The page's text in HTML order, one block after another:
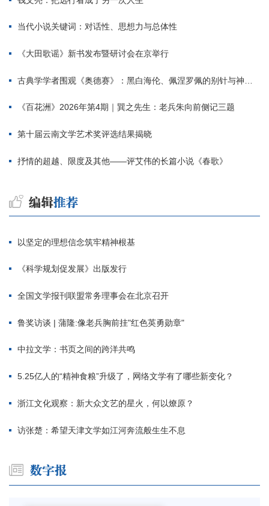
当代小说关键词：对话性、思想力与总体性
《大田歌谣》新书发布暨研讨会在京举行
古典学学者围观《奥德赛》：黑白海伦、佩涅罗佩的别针与神秘入侵者
《百花洲》2026年第4期｜巽之先生：老兵朱向前侧记三题
第十届云南文学艺术奖评选结果揭晓
抒情的超越、限度及其他——评艾伟的长篇小说《春歌》
以坚定的理想信念筑牢精神根基
《科学规划促发展》出版发行
全国文学报刊联盟常务理事会在北京召开
鲁奖访谈 | 蒲隆:像老兵胸前挂"红色英勇勋章"
中拉文学：书页之间的跨洋共鸣
5.25亿人的“精神食粮”升级了，网络文学有了哪些新变化？
浙江文化观察：新大众文艺的星火，何以燎原？
访张楚：希望天津文学如江河奔流般生生不息